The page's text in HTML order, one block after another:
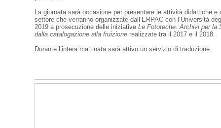
La giornata sarà occasione per presentare le attività didattiche
settore che verranno organizzate dall’ERPAC con l’Università
2019 a prosecuzione delle iniziative Le Fototeche. Archivi per la
dalla catalogazione alla fruizione realizzate tra il 2017 e il 2018.
Durante l’intera mattinata sarà attivo un servizio di traduzione.